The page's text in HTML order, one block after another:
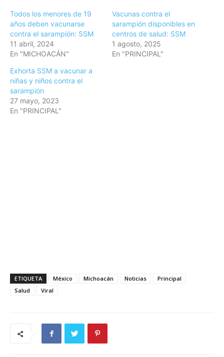
Todos los menores de 19
años deben vacunarse
contra el sarampión: SSM
11 abril, 2024
En "MICHOACÁN"
Vacunas contra el
sarampión disponibles en
centros de salud: SSM
1 agosto, 2025
En "PRINCIPAL"
Exhorta SSM a vacunar a
niñas y niños contra el
sarampión
27 mayo, 2023
En "PRINCIPAL"
ETIQUETA México Michoacán Noticias
Principal
Salud
Viral